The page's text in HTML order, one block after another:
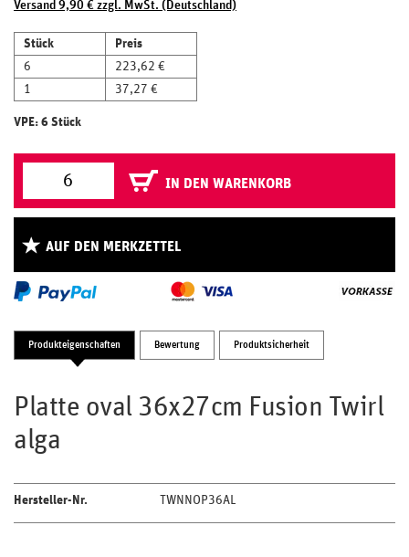
Versand 9,90 € zzgl. MwSt. (Deutschland)
Stück
Preis
6
223,62 €
1
37,27 €
VPE: 6 Stück
IN DEN WARENKORB
AUF DEN MERKZETTEL
Produkteigenschaften Bewertung Produktsicherheit
Platte oval 36x27cm Fusion Twirl
alga
Hersteller-Nr. TWNNOP36AL